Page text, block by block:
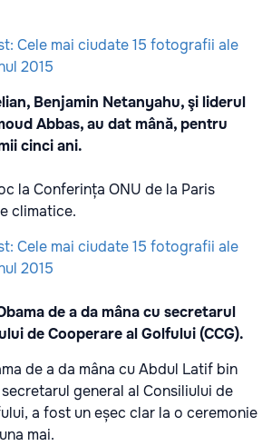
Benjamin Netanyahu, şi liderul
Abbas, au dat mână, pentru
cinci ani.
la Conferința ONU de la Paris
climatice.
de a da mâna cu secretarul
de Cooperare al Golfului (CCG).
de a da mâna cu Abdul Latif bin
general al Consiliului de
a fost un eșec clar la o ceremonie
mai.